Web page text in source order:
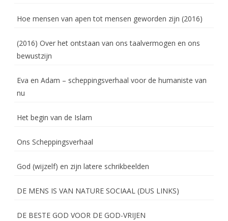
Hoe mensen van apen tot mensen geworden zijn (2016)
(2016) Over het ontstaan van ons taalvermogen en ons
bewustzijn
Eva en Adam – scheppingsverhaal voor de humaniste van
nu
Het begin van de Islam
Ons Scheppingsverhaal
God (wijzelf) en zijn latere schrikbeelden
DE MENS IS VAN NATURE SOCIAAL (DUS LINKS)
DE BESTE GOD VOOR DE GOD-VRIJEN